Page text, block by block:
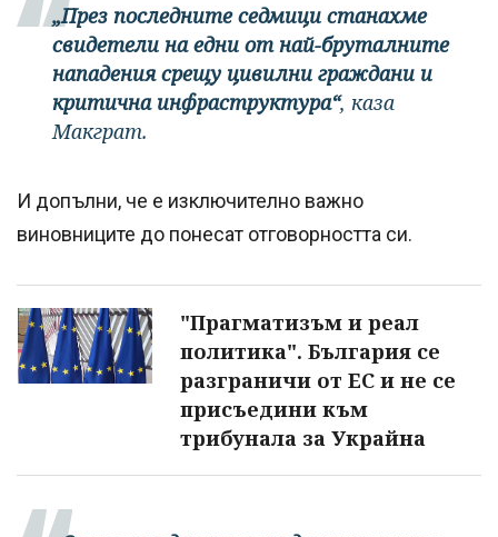
„През последните седмици станахме
свидетели на едни от най-бруталните
нападения срещу цивилни граждани и
критична инфраструктура“, каза
Макграт.
И допълни, че е изключително важно
виновниците до понесат отговорността си.
"Прагматизъм и реал
политика". България се
разграничи от ЕС и не се
присъедини към
трибунала за Украйна